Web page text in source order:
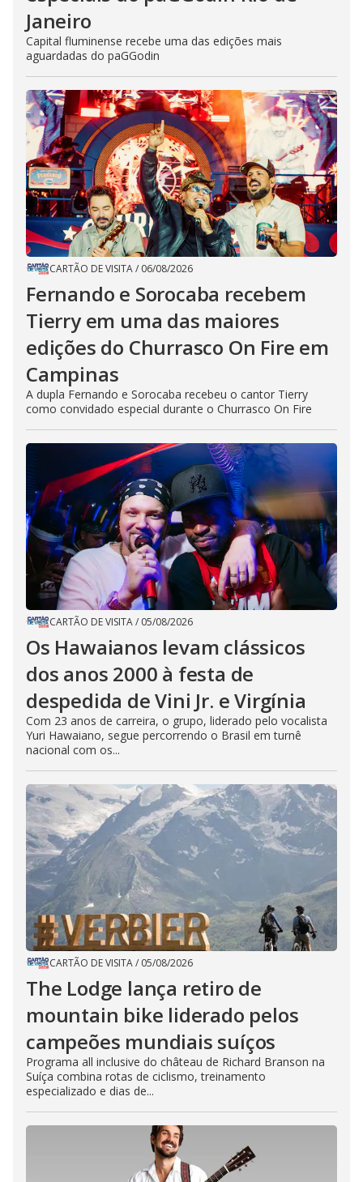
Janeiro
Capital fluminense recebe uma das edições mais
aguardadas do paGGodin
CARTÃO DE VISITA/ 06/08/2026
Fernando e Sorocaba recebem
Tierry em uma das maiores
edições do Churrasco On Fire em
Campinas
A dupla Fernando e Sorocaba recebeu o cantor Tierry
como convidado especial durante o Churrasco On Fire
CARTÃO DE VISITA/ 05/08/2026
Os Hawaianos levam clássicos
dos anos 2000 à festa de
despedida de Vini Jr. e Virgínia
Com 23 anos de carreira, o grupo, liderado pelo vocalista
Yuri Hawaiano, segue percorrendo o Brasil em turnê
nacional com os...
CARTÃO DE VISITA/ 05/08/2026
The Lodge lança retiro de
mountain bike liderado pelos
campeões mundiais suíços
Programa all inclusive do château de Richard Branson na
Suíça combina rotas de ciclismo, treinamento
especializado e dias de...